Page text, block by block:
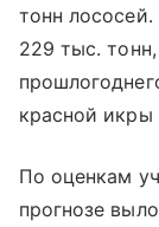
тонн
229 тыс.
красной
По оценкам
прогнозе